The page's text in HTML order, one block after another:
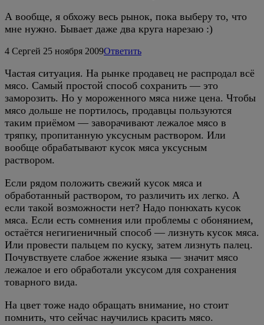
А вообще, я обхожу весь рынок, пока выберу то, что
мне нужно. Бывает даже два круга нарезаю :)
4 Сергей 25 ноября 2009Ответить
Частая ситуация. На рынке продавец не распродал всё
мясо. Самый простой способ сохранить — это
заморозить. Но у мороженного мяса ниже цена. Чтобы
мясо дольше не портилось, продавцы пользуются
таким приёмом — заворачивают лежалое мясо в
тряпку, пропитанную уксусным раствором. Или
вообще обрабатывают кусок мяса уксусным
раствором.
Если рядом положить свежий кусок мяса и
обработанный раствором, то различить их легко. А
если такой возможности нет? Надо понюхать кусок
мяса. Если есть сомнения или проблемы с обонянием,
остаётся негигиеничный способ — лизнуть кусок мяса.
Или провести пальцем по куску, затем лизнуть палец.
Почувствуете слабое жжение языка — значит мясо
лежалое и его обработали уксусом для сохранения
товарного вида.
На цвет тоже надо обращать внимание, но стоит
помнить, что сейчас научились красить мясо.